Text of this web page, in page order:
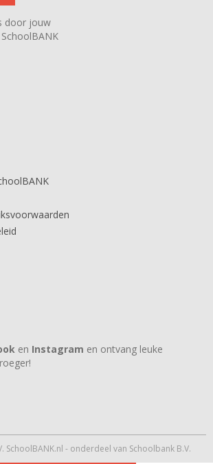
door jouw
en Instagram en ontvang leuke
SchoolBANK.nl - onderdeel van Schoolbank B.V.